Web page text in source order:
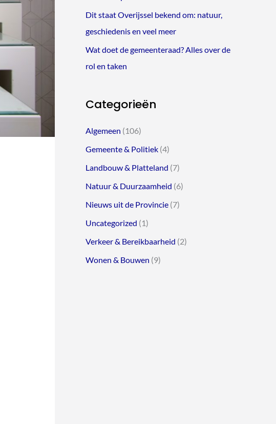
Dit staat Overijssel bekend om: natuur,
geschiedenis en veel meer
Wat doet de gemeenteraad? Alles over de
rol en taken
Categorieën
Algemeen (106)
Gemeente & Politiek (4)
Landbouw & Platteland (7)
Natuur & Duurzaamheid (6)
Nieuws uit de Provincie (7)
Uncategorized (1)
Verkeer & Bereikbaarheid (2)
Wonen & Bouwen (9)